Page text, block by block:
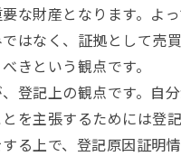
な財産となります。よ
はなく、証拠として売
きという観点です。
登記上の観点です。自
を主張するためには登
る上で、登記原因証明